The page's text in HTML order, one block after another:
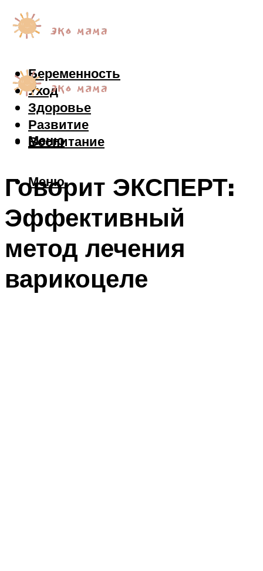
Беременность
Уход
Здоровье
Развитие
Воспитание
Меню
Меню
Говорит ЭКСПЕРТ:
Эффективный
метод лечения
варикоцеле